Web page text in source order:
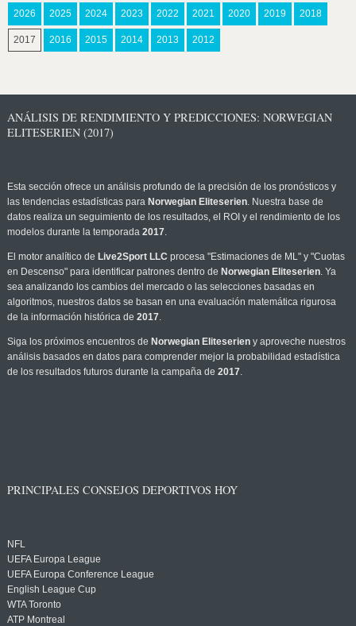
2026 2025 2024 2023 2022 2021 2020 2019 2018
2017 2016 2015 2014 2013 2012
ANÁLISIS DE RENDIMIENTO Y PREDICCIONES: NORWEGIAN
ELITESERIEN (2017)
Esta sección ofrece un análisis profundo de la precisión de los pronósticos y
las tendencias estadísticas para Norwegian Eliteserien. Nuestra base de
datos realiza un seguimiento de los resultados, el ROI y el rendimiento de los
modelos durante la temporada 2017.
El motor analítico de Live2Sport LLC procesa "Estimaciones de ML" y "Cuotas
en Descenso" para identificar patrones dentro de Norwegian Eliteserien. Ya
sea analizando los cambios del mercado o las selecciones basadas en
algoritmos, nuestros datos se basan en una evaluación matemática rigurosa
de la información histórica de 2017.
Siga los próximos encuentros de Norwegian Eliteserieny aproveche nuestros
análisis basados en datos para comprender mejor la probabilidad estadística
de los resultados futuros durante la campaña de 2017.
PRINCIPALES CONSEJOS DEPORTIVOS HOY
NFL
UEFA Europa League
UEFA Europa Conference League
English League Cup
WTA Toronto
ATP Montreal